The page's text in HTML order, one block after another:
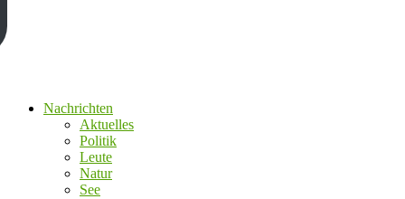
Nachrichten
Aktuelles
Politik
Leute
Natur
See